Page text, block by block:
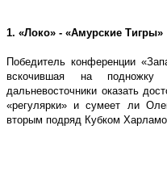
1. «Локо» - «Амурские Тигры»
Победитель конференции
вскочившая на
дальневосточники оказать
«регулярки» и сумеет ли
вторым подряд Кубком